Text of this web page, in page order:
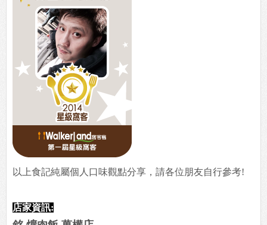
以上食記純屬個人口味觀點分享，請各位朋友自行參考!
店家資訊: